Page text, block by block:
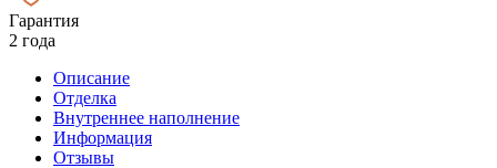
Гарантия
2 года
Описание
Отделка
Внутреннее наполнение
Информация
Отзывы